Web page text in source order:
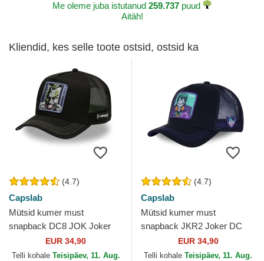
Me oleme juba istutanud 259.737 puud
Aitäh!
Kliendid, kes selle toote ostsid, ostsid ka
(4.7)
Capslab
Mütsid kumer must
snapback DC8 JOK Joker
DC Comics Capslab
EUR 34,90
Telli kohale Teisipäev, 11. Aug.
(4.7)
Capslab
Mütsid kumer must
snapback JKR2 Joker DC
Comics Capslab
EUR 34,90
Telli kohale Teisipäev, 11. Aug.